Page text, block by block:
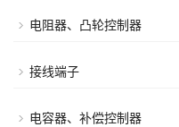
电阻器、凸轮控制器
接线端子
电容器、补偿控制器